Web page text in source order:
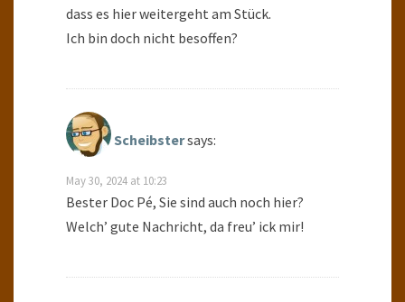
dass es hier weitergeht am Stück.
Ich bin doch nicht besoffen?
Scheibstersays:
May 30, 2024 at 10:23
Bester Doc Pé, Sie sind auch noch hier?
Welch’ gute Nachricht, da freu’ ick mir!